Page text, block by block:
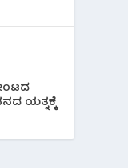
ಯತ್ನಕ್ಕೆ